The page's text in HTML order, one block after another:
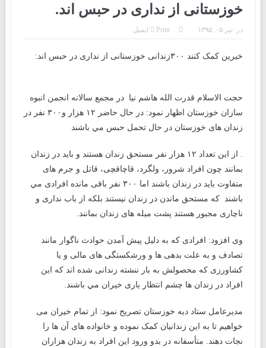
خوزستانی از نداری در حبس اند.
در: تیر ۰۵, ۱۳۹۵ Print ایمیل
خیرین کمک کنند ۳۰۰زندانی خوزستانی از نداری در حبس اند:
حجت الاسلام قدرت الله هاشم نیا در مجمع سالانه انجمن انبوه
سازان خوزستان اظهار نمود: در حال حاضر ۱۲ هزار و۳۰۰ نفر در
زندان های خوزستان در حال تحمل حبس مي باشند
. از این تعداد ۱۲ هزار نفر مستحق زندان هستند و باید در زندان
بمانند چون افراد شرور، ولگرد، قاچاقچی، قاتل و جرم های
متفاوت باید در زندان باشند اما ۳۰۰ نفر باقی مانده افرادی مي
باشند که مستحق ماندن در زندان نیستند بلکه از باب نداری و
ناچاری مجبور هستند پشت میله های زندان بمانند.
وی افزود: افرادی که به دلیل پیش آمدن حوادث ناگوار مانند
تصادف و به علت بدهی ها و ورشکستگی های مالی و یا
کشاورزی که محصولش به بار ننشته زندانی شده اند که این
افراد در زندان ها چشم انتظار یاری خیران مي باشند.
مدیرعامل ستاد دیه خوزستان تصریح نمود: از تمام خیران می
خواهیم تا به این زندانیان کمک نموده و خانواده های آن ها را
نجات دهند. متأسفانه در بدو ورود این افراد به زندان هزاران